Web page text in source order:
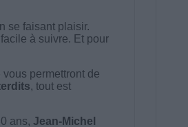
se faisant plaisir.
à suivre. Et pour
permettront de
, tout est
ans, Jean-Michel